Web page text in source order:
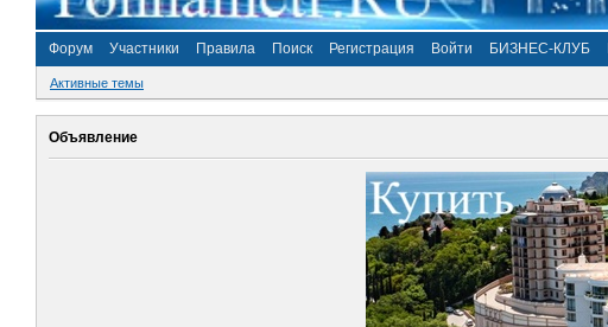
Форум Участники Правила Поиск Регистрация Войти БИЗНЕС-КЛУБ
Активные темы
Объявление